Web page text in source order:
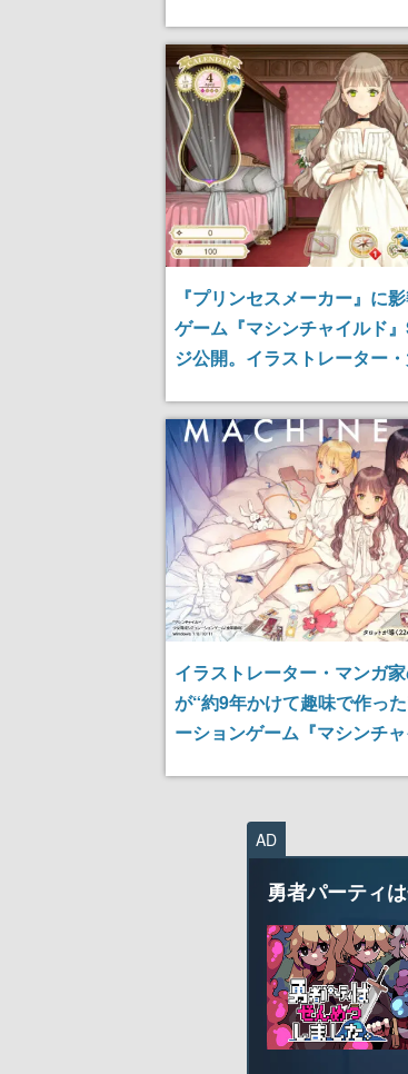
『プリンセスメーカー』に
ゲーム『マシンチャイルド
ジ公開。イラストレーター
イラストレーター・マンガ
が“約9年かけて趣味で作っ
ーションゲーム『マシンチ
に発売へ。街の人々との出
AD
勇者パーティ